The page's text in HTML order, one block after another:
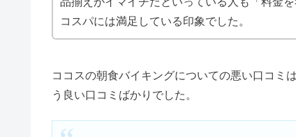
コスメデコルテのリポソーム
季節限定のメニューやコラボメニューも豊富
な
店舗限定で朝食バイキングを行っているのです
際どうなのか気になっているという人も多いと思